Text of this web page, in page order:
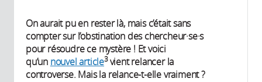
On aurait pu en rester là, mais c’était sans
compter sur l’obstination des chercheur·se·s
pour résoudre ce mystère ! Et voici
qu’un nouvel article3vient relancer la
controverse. Mais la relance-t-elle vraiment ?